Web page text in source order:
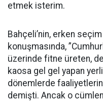
etmek isterim.
Bahçeli’nin, erken seçim
konuşmasında,
üzerinde fitne üreten,
kaosa gel gel yapan
dönemlerde
demişti. Ancak o